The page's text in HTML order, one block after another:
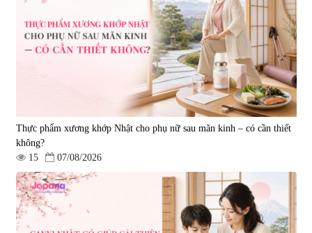
sinh lý nam Fujina Monster Shot
|12.480
880.000 đ
sức khỏe Yangmiwa NMN 60
viên
42.588
5.500.000 đ
Viên uống phòng ngừa đột quỵ,
tai biến Nattokinase Nano
Premium 120 viên
2.290.000 đ
Thực phẩm xương khớp Nhật cho phụ nữ sau mãn kinh – có cần thiết
không?
15
07/08/2026